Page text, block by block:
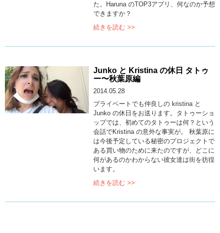
た。Haruna のTOP3アプリ、何なのか予想
できますか？
続きを読む >>
Junko と Kristina の休日 タトゥ
ー〜秋葉原編
2014.05.28
プライベートでも仲良しの kristina と
Junko の休日をお送ります。タトゥーショ
ップでは、初めてのタトゥーは何？という
会話でKristina の意外な事実が。 秋葉原に
は今後予定している秘密のプロジェクトで
ある買い物のために来たのですが、どこに
何があるのかわからない彼女達は街を彷徨
います。
続きを読む >>